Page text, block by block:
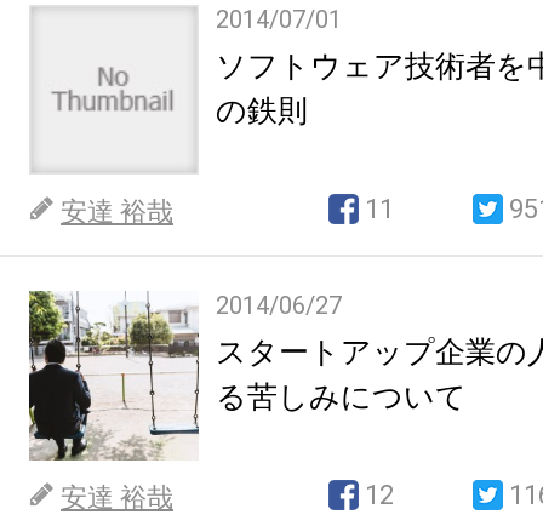
2014/07/01
ソフトウェア技術者を
の鉄則
安達 裕哉 11
2014/06/27
スタートアップ企業の
る苦しみについて
安達 裕哉 12